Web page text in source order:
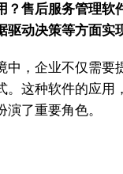
？售后服务管理
动决策等方面实
中，企业不仅需
。这种软件的应
演了重要角色。